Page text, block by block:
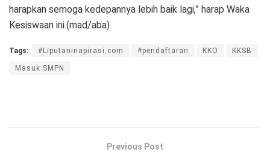
harapkan semoga kedepannya lebih baik lagi,” harap Waka
Kesiswaan ini.(mad/aba)
Tags: #Liputaninapirasi.com #pendaftaran KKO KKSB
Masuk SMPN
Previous Post